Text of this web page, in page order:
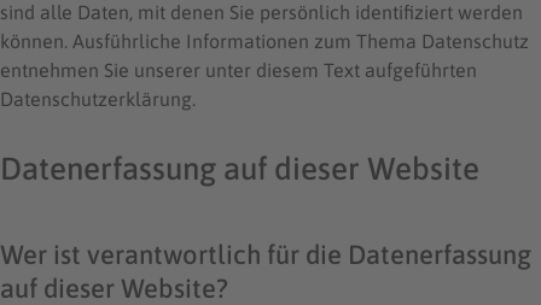
sind alle Daten, mit denen Sie persönlich identifiziert werden
können. Ausführliche Informationen zum Thema Datenschutz
entnehmen Sie unserer unter diesem Text aufgeführten
Datenschutzerklärung.
Datenerfassung auf dieser Website
Wer ist verantwortlich für die Datenerfassung
auf dieser Website?